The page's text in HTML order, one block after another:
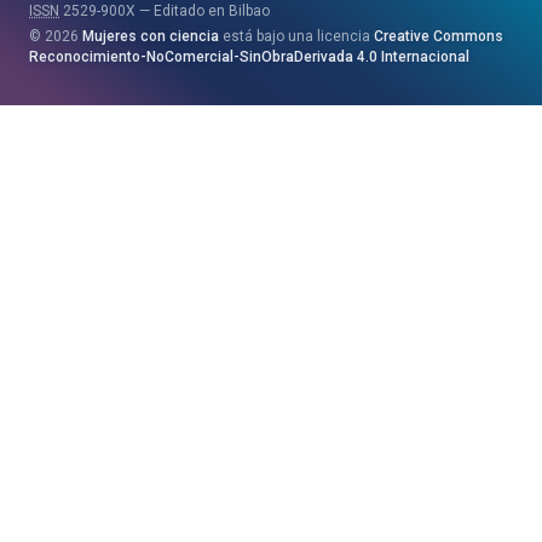
Berrikuntza
Saila
ISSN 2529-900X
Editado en Bilbao
2026 Mujeres con ciencia está bajo una licencia Creative Commons
Reconocimiento-NoComercial-SinObraDerivada 4.0 Internacional